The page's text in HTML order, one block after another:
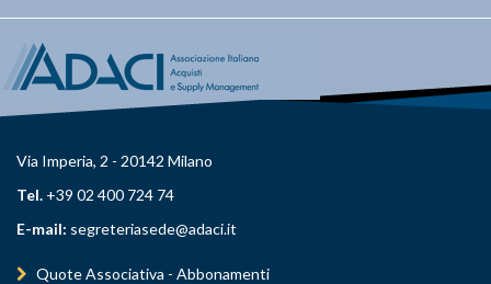
Via Imperia, 2 - 20142 Milano
Tel. +39 02 400 724 74
E-mail: segreteriasede@adaci.it
Quote Associativa - Abbonamenti